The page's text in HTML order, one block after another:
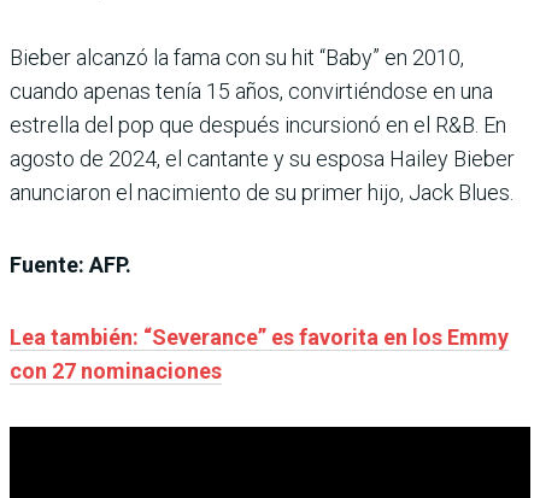
Bieber alcanzó la fama con su hit “Baby” en 2010,
cuando apenas tenía 15 años, convirtiéndose en una
estrella del pop que después incursionó en el R&B. En
agosto de 2024, el cantante y su esposa Hailey Bieber
anunciaron el nacimiento de su primer hijo, Jack Blues.
Fuente: AFP.
Lea también: “Severance” es favorita en los Emmy
con 27 nominaciones